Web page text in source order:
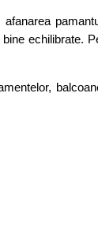
echilibrate.